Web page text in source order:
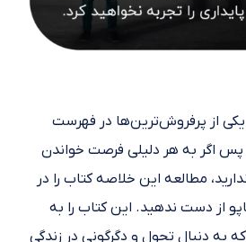
یکی از پرفروش‌ترین‌ها در فهرست
پس اگر به هر دلیلی فرصت خواندن
مطالعه این خلاصه کتاب را در
از دست ندهید. این کتاب را به
به دنبال تحول و دگرگونی در زندگی